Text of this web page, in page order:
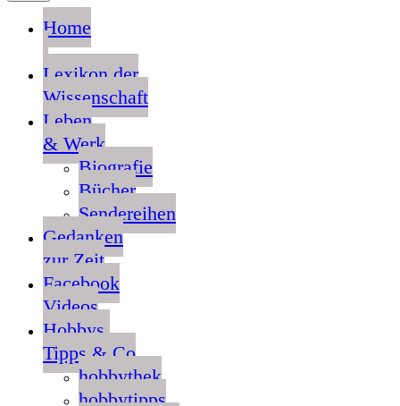
Home
Lexikon der
Wissenschaft
Leben
& Werk
Biografie
Bücher
Sendereihen
Gedanken
zur Zeit
Facebook
Videos
Hobbys,
Tipps & Co
hobbythek
hobbytipps